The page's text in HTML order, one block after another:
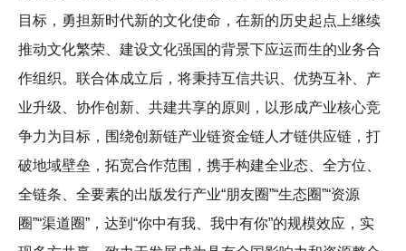
目标，勇担新时代新的文化使命，在新的历史起点上继续
推动文化繁荣、建设文化强国的背景下应运而生的业务合
作组织。联合体成立后，将秉持互信共识、优势互补、产
业升级、协作创新、共建共享的原则，以形成产业核心竞
争力为目标，围绕创新链产业链资金链人才链供应链，打
破地域壁垒，拓宽合作范围，携手构建全业态、全方位、
全链条、全要素的出版发行产业“朋友圈”“生态圈”“资源
圈”“渠道圈”，达到“你中有我、我中有你”的规模效应，实